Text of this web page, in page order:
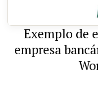
Exemplo de
empresa